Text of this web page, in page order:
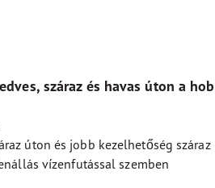
száraz és havas úton a
úton és jobb kezelhetőség
vízenfutással szemben